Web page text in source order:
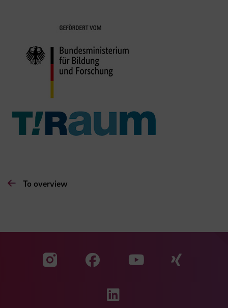
To overview
Visit our Facebook
Visit
Visit our LinkedIn